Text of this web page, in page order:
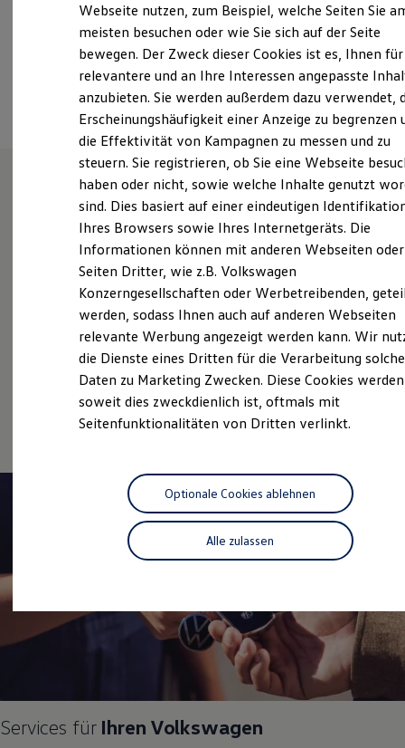
Laden
Laden unterwegs
Laden Zuhause
Ladestationen finden
Ladezeitensimulator
Batterie
Sicherheit
Garantie und Lebensdauer
Nachhaltigkeit
Technologie
Kosten und Kauf
Verbrauchskosten
Kaufoptionen
E-Auto-Förderung
Software und Konnektivität
ID. Software Versionen und Updates
Digitale Extras
Schnittstellen zu Ihrem ID.
Hybridautos
Marke und Erlebnis
Volkswagen R und R Experience
R-Modelle
Driving Experience
Volkswagen entdecken
Lifestyle Shop
T-Roc Kollektion
Golf Kollektion
ID. Kollektion
Volkswagen Kollektion
R-Kollektion
#wedriveproud
Besitzer und Service
myVolkswagen
Inspektion und HU/AU
Reparaturen und Checks
Motorenöl und Flüssigkeiten
Ansprechpartner
Unsere Leistungenim
Überblick
Gebrauchtwagen
Service
Volkswagen Economy
Service
Online-Fahrzeugbewertung
Services für Ihren Volkswagen
Webseite nutzen, zum Beispiel, welche Seiten Sie
meisten besuchen oder wie Sie sich auf der Seite
bewegen. Der Zweck dieser Cookies ist es, Ihnen für
relevantere und an Ihre Interessen angepasste
anzubieten. Sie werden außerdem dazu verwendet,
Erscheinungshäufigkeit einer Anzeige zu begrenzen
die Effektivität von Kampagnen zu messen und zu
steuern. Sie registrieren, ob Sie eine Webseite
haben oder nicht, sowie welche Inhalte genutzt
sind. Dies basiert auf einer eindeutigen
Ihres Browsers sowie Ihres Internetgeräts. Die
Informationen können mit anderen Webseiten oder
Seiten Dritter, wie z.B. Volkswagen
Konzerngesellschaften oder Werbetreibenden,
werden, sodass Ihnen auch auf anderen Webseiten
relevante Werbung angezeigt werden kann. Wir
die Dienste eines Dritten für die Verarbeitung
Daten zu Marketing Zwecken. Diese Cookies
soweit dies zweckdienlich ist, oftmals mit
Seitenfunktionalitäten von Dritten verlinkt.
Alle zulassen
Optionale Cookies ablehnen